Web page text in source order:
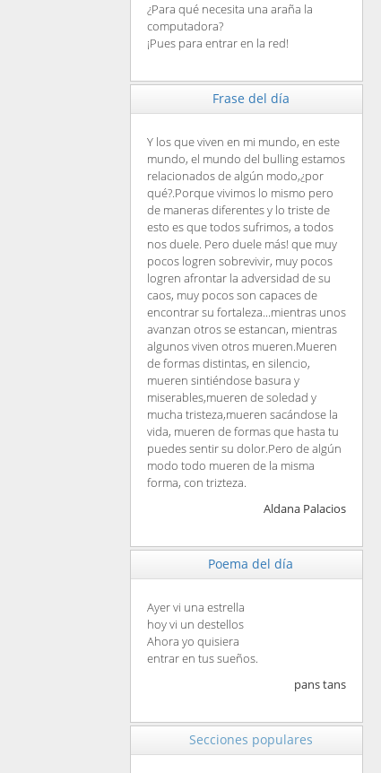
¿Para qué necesita una araña la
computadora?
¡Pues para entrar en la red!
Frase del día
Y los que viven en mi mundo, en este
mundo, el mundo del bulling estamos
relacionados de algún modo,¿por
qué?.Porque vivimos lo mismo pero
de maneras diferentes y lo triste de
esto es que todos sufrimos, a todos
nos duele. Pero duele más! que muy
pocos logren sobrevivir, muy pocos
logren afrontar la adversidad de su
caos, muy pocos son capaces de
encontrar su fortaleza...mientras unos
avanzan otros se estancan, mientras
algunos viven otros mueren.Mueren
de formas distintas, en silencio,
mueren sintiéndose basura y
miserables,mueren de soledad y
mucha tristeza,mueren sacándose la
vida, mueren de formas que hasta tu
puedes sentir su dolor.Pero de algún
modo todo mueren de la misma
forma, con trizteza.
Aldana Palacios
Poema del día
Ayer vi una estrella
hoy vi un destellos
Ahora yo quisiera
entrar en tus sueños.
pans tans
Secciones populares